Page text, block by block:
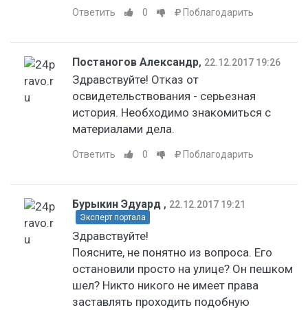
Ответить 0 Поблагодарить
Постаногов Александр, 22.12.2017 19:26
Здравствуйте! Отказ от
освидетельствования - серьезная
история. Необходимо знакомиться с
материалами дела.
Ответить 0 Поблагодарить
Бурыкин Эдуард , 22.12.2017 19:21
Эксперт портала
Здравствуйте!
Поясните, не понятно из вопроса. Его
остановили просто на улице? Он пешком
шел? Никто никого не имеет права
заставлять проходить подобную